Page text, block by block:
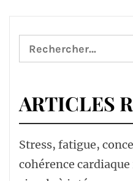
Rechercher :
ARTICLES
Stress, fatigue,
cohérence